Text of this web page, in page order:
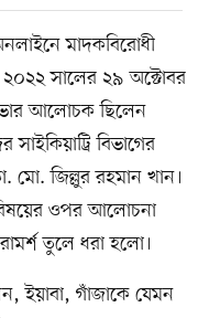
মাদকবিরোধী
সালের ২৯ অক্টোবর
আলোচক ছিলেন
বিভাগের
মো. জিল্লুর রহমান খান।
ওপর আলোচনা
তুলে ধরা হলো।
ইয়াবা, গাঁজাকে যেমন